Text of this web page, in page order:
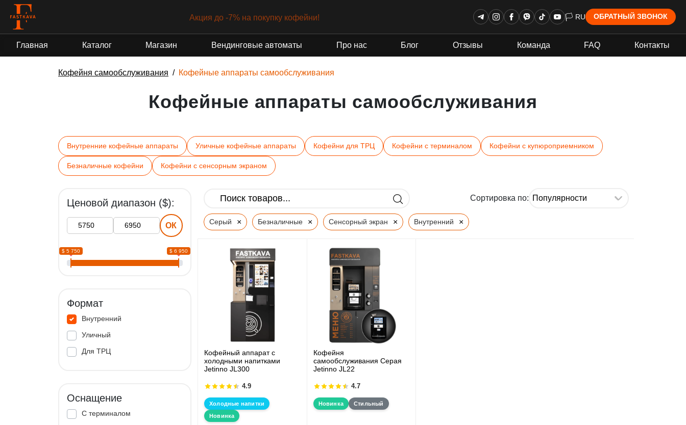
Акция до -7% на покупку кофейни! 🏳 RU ОБРАТНЫЙ ЗВОНОК
Главная Каталог Магазин Вендинговые автоматы Про нас Блог Отзывы Команда FAQ Контакты
Кофейня самообслуживания Кофейные аппараты самообслуживания
Кофейные аппараты самообслуживания
Внутренние кофейные аппараты Уличные кофейные аппараты Кофейни для ТРЦ Кофейни с терминалом Кофейни с купюроприемником
Безналичные кофейни Кофейни с сенсорным экраном
Ценовой диапазон ($):
ОК
$ 5 750 $ 6 950
Формат
Внутренний
Уличный
Для ТРЦ
Оснащение
С терминалом
Сортировка по:
Серый × Безналичные × Сенсорный экран × Внутренний ×
Кофейный аппарат с
холодными напитками
Jetinno JL300
4.9
Холодные напитки
Новинка
Кофейня
самообслуживания Серая
Jetinno JL22
4.7
Новинка Стильный